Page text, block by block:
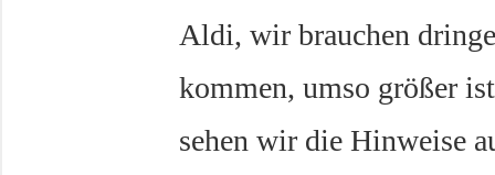
Aldi, wir brauchen
kommen, umso größer
sehen wir die Hinweise